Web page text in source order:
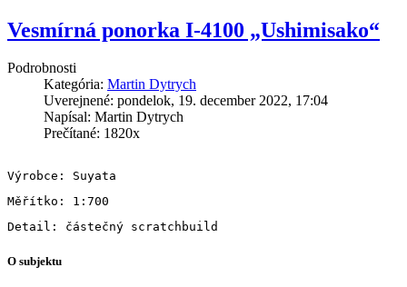
Vesmírná ponorka I-4100 „Ushimisako“
Podrobnosti
Kategória: Martin Dytrych
Uverejnené: pondelok, 19. december 2022, 17:04
Napísal: Martin Dytrych
Prečítané: 1820x
O subjektu